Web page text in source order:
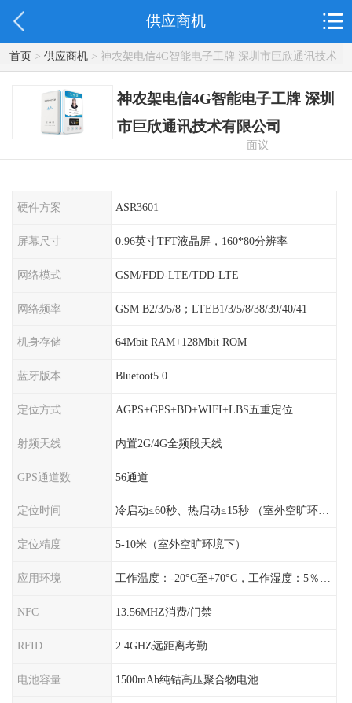
供应商机
首页> 供应商机> 神农架电信4G智能电子工牌 深圳市巨欣通讯技术
有限公司
神农架电信4G智能电子工牌 深圳
市巨欣通讯技术有限公司
面议
硬件方案 ASR3601
屏幕尺寸 0.96英寸TFT液晶屏，160*80分辨率
网络模式 GSM/FDD-LTE/TDD-LTE
网络频率 GSM B2/3/5/8；LTEB1/3/5/8/38/39/40/41
机身存储 64Mbit RAM+128Mbit ROM
蓝牙版本 Bluetoot5.0
定位方式 AGPS+GPS+BD+WIFI+LBS五重定位
射频天线 内置2G/4G全频段天线
GPS通道数 56通道
定位时间 冷启动≤60秒、热启动≤15秒 （室外空旷环境）
定位精度 5-10米（室外空旷环境下）
应用环境
NFC 13.56MHZ消费/门禁
RFID 2.4GHZ远距离考勤
电池容量 1500mAh纯钴高压聚合物电池